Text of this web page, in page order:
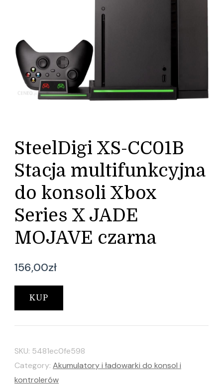
SteelDigi XS-CC01B
Stacja multifunkcyjna
do konsoli Xbox
Series X JADE
MOJAVE czarna
156,00zł
KUP
SKU: 5481ec0fe598
Category: Akumulatory i ładowarki do konsol i
kontrolerów